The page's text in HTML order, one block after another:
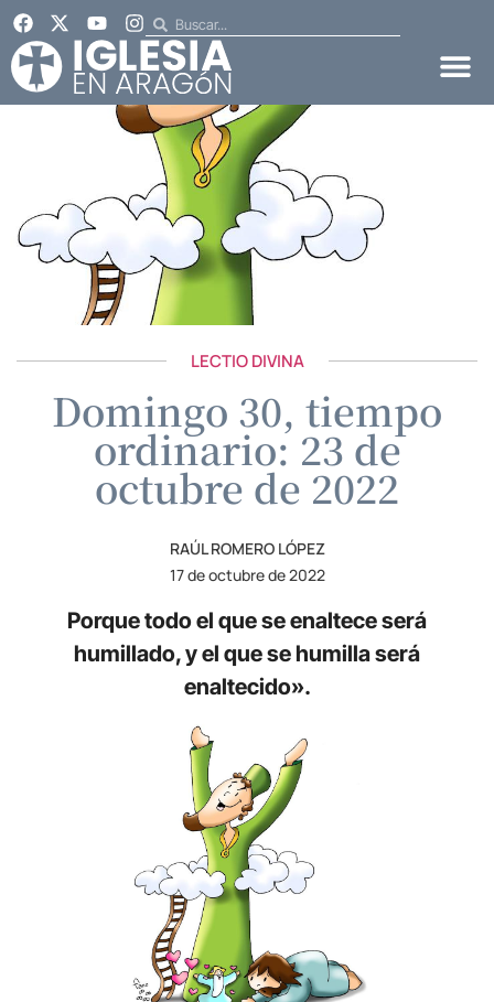
LECTIO DIVINA
Domingo 30, tiempo
ordinario: 23 de
octubre de 2022
RAÚL ROMERO LÓPEZ
17 de octubre de 2022
Porque todo el que se enaltece será
humillado, y el que se humilla será
enaltecido».